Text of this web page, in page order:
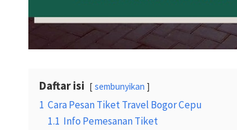
Daftar isi sembunyikan
1 Cara Pesan Tiket Travel Bogor Cepu
1.1 Info Pemesanan Tiket